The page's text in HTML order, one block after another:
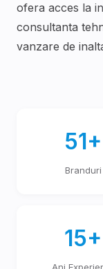
ofera acces la
consultanta
vanzare de
51+
Branduri
15+